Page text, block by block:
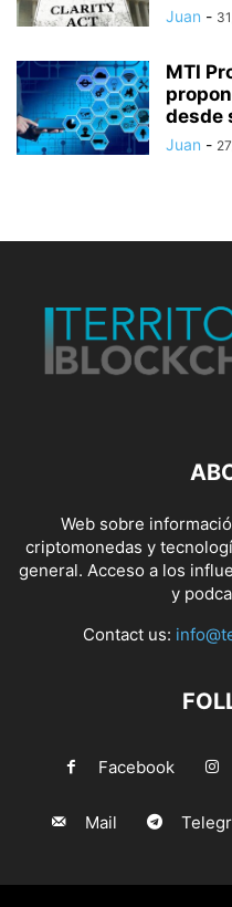
Juan -
MTI
desde
Juan -
Web sobre
criptomonedas y
general. Acceso a los
y
Contact us:
Facebook
Mail